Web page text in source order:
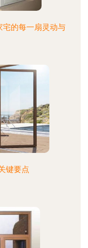
宅的每一扇灵动与
键要点